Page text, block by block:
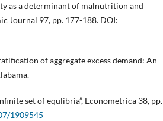
as a determinant of malnutrition and
Journal 97, pp. 177-188. DOI:
of aggregate excess demand: An
set of equlibria”, Econometrica 38, pp.
1909545